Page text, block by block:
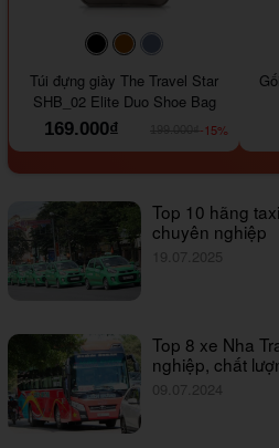
#000000#964B00
Túi đựng giày The Travel Star
SHB_02 Elite Duo Shoe Bag
169.000₫
-15%
Top 10 hãng
chuyên nghiệp
19.07.2025
Top 8 xe Nha
nghiệp, chất
09.07.2024